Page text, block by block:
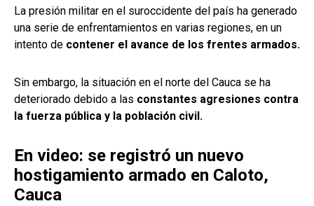
La presión militar en el suroccidente del país ha generado
una serie de enfrentamientos en varias regiones, en un
intento de contener el avance de los frentes armados.
Sin embargo, la situación en el norte del Cauca se ha
deteriorado debido a las constantes agresiones contra
la fuerza pública y la población civil.
En video: se registró un nuevo
hostigamiento armado en Caloto,
Cauca